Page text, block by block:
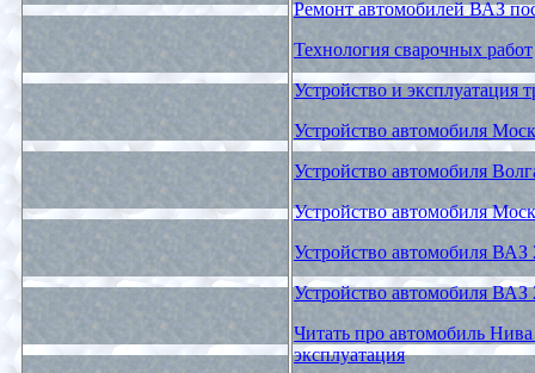
Ремонт автомобилей ВАЗ
Технология сварочных работ
Устройство и эксплуатация
Устройство автомобиля
Устройство автомобиля
Устройство автомобиля
Устройство автомобиля
Устройство автомобиля ВАЗ
Читать про автомобиль
эксплуатация